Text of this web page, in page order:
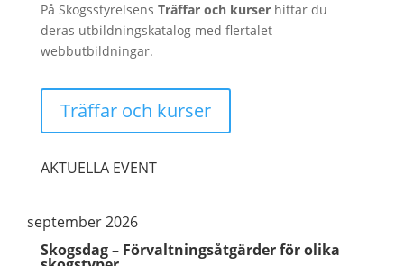
På Skogsstyrelsens Träffar och kurserhittar du
deras utbildningskatalog med flertalet
webbutbildningar.
Träffar och kurser
AKTUELLA EVENT
september 2026
Skogsdag – Förvaltningsåtgärder för olika